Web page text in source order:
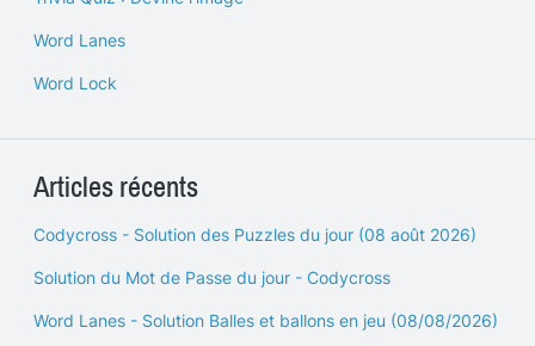
Word Lanes
Word Lock
Articles récents
Codycross - Solution des Puzzles du jour (08 août 2026)
Solution du Mot de Passe du jour - Codycross
Word Lanes - Solution Balles et ballons en jeu (08/08/2026)